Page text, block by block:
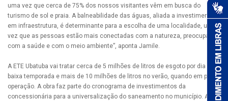
uma vez que cerca de 75% dos nossos visitantes vêm em busca do
turismo de sol e praia. A balneabilidade das águas, aliada a investimentos
em infraestrutura, é determinante para a escolha de uma localidade, uma
vez que as pessoas estão mais conectadas com a natureza, preocupadas
com a saúde e com o meio ambiente”, aponta Jamile.
A ETE Ubatuba vai tratar cerca de 5 milhões de litros de esgoto por dia na
baixa temporada e mais de 10 milhões de litros no verão, quando em plena
operação. A obra faz parte do cronograma de investimentos da
concessionária para a universalização do saneamento no município. A